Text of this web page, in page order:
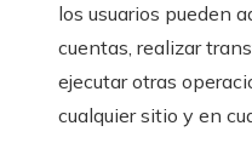
los usuarios pueden
cuentas, realizar
ejecutar otras
cualquier sitio y en